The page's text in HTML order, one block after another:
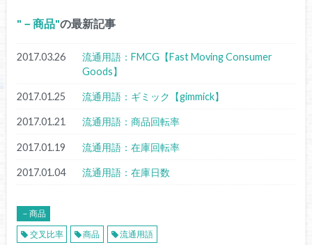
－商品 の最新記事
2017.03.26
流通用語：FMCG【Fast Moving Consumer
Goods】
2017.01.25 流通用語：ギミック【gimmick】
2017.01.21 流通用語：商品回転率
2017.01.19 流通用語：在庫回転率
2017.01.04 流通用語：在庫日数
－商品
交叉比率
商品 流通用語